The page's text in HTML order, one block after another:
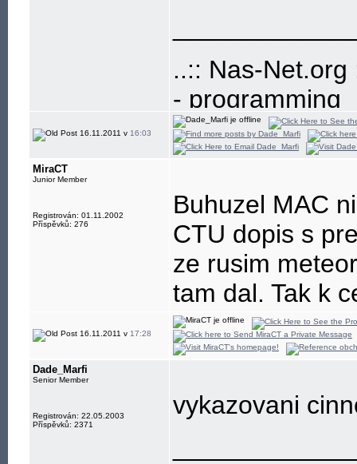
..:: Nas-Net.org
- programming
- build-up and
- development
- freenet,
16.11.2011 v 16:03
MiraCT
Junior Member
Registrován: 01.11.2002
Příspěvků: 276
Buhuzel MAC
CTU dopis s
ze rusim
tam dal. Tak k
16.11.2011 v 17:28
Dade_Marfi
Senior Member
Registrován: 22.05.2003
Příspěvků: 2371
vykazovani